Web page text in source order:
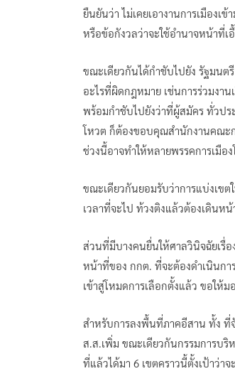
ยืนยันว่า ไม่เคยเอางานการเมืองเ
หรือข้อกังวลว่าจะใช้อำนาจหน้าที่เ
ขณะเดียวกันได้กำชับไปยัง รัฐมนต
อะไรที่ผิดกฎหมาย เช่นการร่วมงา
พร้อมกำชับไปยังว่าที่ผู้สมัคร ทั่วปร
โหวต ก็ต้องขอบคุณสำนักงานคณะก
ช่วงนี้อาจทำให้หลายพรรคการเมือ
ขณะเดียวกันยอมรับว่าการแบ่งเข
เวลาที่จะไป ท้วงติงแล้วต้องเดินห
ส่วนที่มีบางคนยื่นให้ศาลวินิจฉัยเรื่
หน้าที่ของ กกต. ที่จะต้องดำเนินกา
เข้าสู่โหมดการเลือกตั้งแล้ว ขอให้
สำหรับการลงพื้นที่ภาคอีสาน ทั้ง ที่
ส.ส.เพิ่ม ขณะเดียวกันกรรมการบริ
ที่แล้วได้มา 6 เขตคราวนี้ตั้งเป้าว่า